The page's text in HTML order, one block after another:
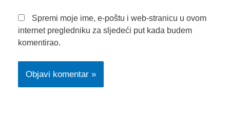
Spremi moje ime, e-poštu i web-stranicu u ovom
internet pregledniku za sljedeći put kada budem
komentirao.